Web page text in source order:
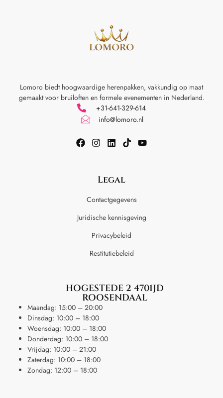
Lomoro biedt hoogwaardige herenpakken, vakkundig op maat
gemaakt voor bruiloften en formele evenementen in Nederland.
+31-641-329-614
info@lomoro.nl
Legal
Contactgegevens
Juridische kennisgeving
Privacybeleid
Restitutiebeleid
HOGESTEDE 2 4701JD
ROOSENDAAL
Maandag: 15:00 – 20:00
Dinsdag: 10:00 – 18:00
Woensdag: 10:00 – 18:00
Donderdag: 10:00 – 18:00
Vrijdag: 10:00 – 21:00
Zaterdag: 10:00 – 18:00
Zondag: 12:00 – 18:00